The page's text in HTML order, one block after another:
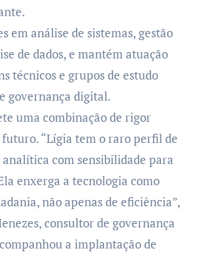
em análise de sistemas, gestão
de dados, e mantém atuação
técnicos e grupos de estudo
governança digital.
uma combinação de rigor
“Lígia tem o raro perfil de
com sensibilidade para
enxerga a tecnologia como
não apenas de eficiência”,
consultor de governança
a implantação de